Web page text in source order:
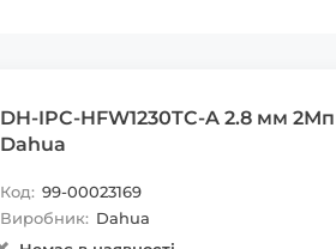
DH-IPC-HFW1230TC-A 2.8 мм
Dahua
Код: 99-00023169
Виробник: Dahua